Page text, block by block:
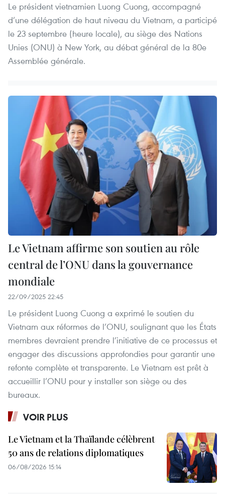
Le président vietnamien Luong Cuong, accompagné
d’une délégation de haut niveau du Vietnam, a participé
le 23 septembre (heure locale), au siège des Nations
Unies (ONU) à New York, au débat général de la 80e
Assemblée générale.
Le Vietnam affirme son soutien au rôle
central de l’ONU dans la gouvernance
mondiale
22/09/2025 22:45
Le président Luong Cuong a exprimé le soutien du
Vietnam aux réformes de l’ONU, soulignant que les États
membres devraient prendre l’initiative de ce processus et
engager des discussions approfondies pour garantir une
refonte complète et transparente. Le Vietnam est prêt à
accueillir l’ONU pour y installer son siège ou des
bureaux.
VOIR PLUS
Le Vietnam et la Thaïlande célèbrent
50 ans de relations diplomatiques
06/08/2026 15:14